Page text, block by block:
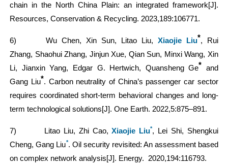
chain in the North China Plain: an integrated framework[J].
Resources, Conservation & Recycling. 2023,189:106771.
6) Wu Chen, Xin Sun, Litao Liu, Xiaojie Liu*, Rui
Zhang, Shaohui Zhang, Jinjun Xue, Qian Sun, Minxi Wang, Xin
Li, Jianxin Yang, Edgar G. Hertwich, Quansheng Ge* and
Gang Liu*. Carbon neutrality of China’s passenger car sector
requires coordinated short-term behavioral changes and long-
term technological solutions[J].One Earth. 2022,5:875–891.
7) Litao Liu, Zhi Cao, Xiaojie Liu*, Lei Shi, Shengkui
Cheng, Gang Liu*. Oil security revisited: An assessment based
on complex network analysis[J]. Energy. 2020,194:116793.